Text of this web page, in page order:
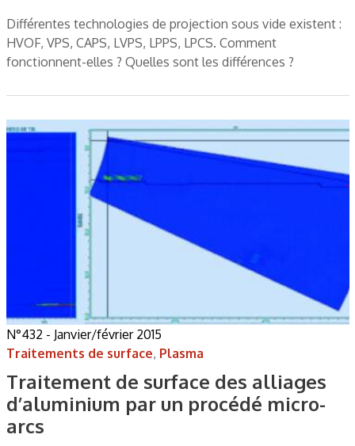
Différentes technologies de projection sous vide existent :
HVOF, VPS, CAPS, LVPS, LPPS, LPCS. Comment
fonctionnent-elles ? Quelles sont les différences ?
N°432 - Janvier/février 2015
Traitements de surface, Plasma
Traitement de surface des alliages
d’aluminium par un procédé micro-
arcs